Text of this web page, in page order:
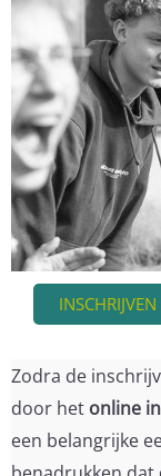
Zodra de
door het online
een belangrijke